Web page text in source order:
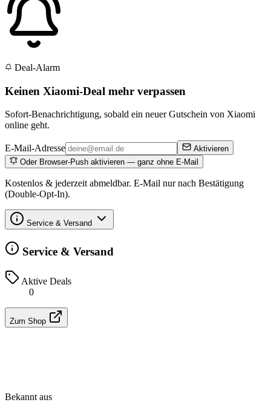
Deal-Alarm
Keinen Xiaomi-Deal mehr verpassen
Sofort-Benachrichtigung, sobald ein neuer Gutschein von Xiaomi
online geht.
E-Mail-Adresse
Aktivieren
Oder Browser-Push aktivieren — ganz ohne E-Mail
Kostenlos & jederzeit abmeldbar. E-Mail nur nach Bestätigung
(Double-Opt-In).
Service & Versand
Service & Versand
Aktive Deals
0
Zum Shop
Bekannt aus